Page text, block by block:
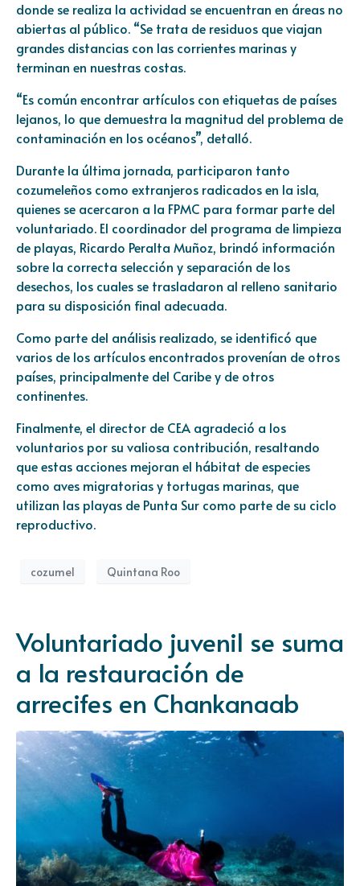
donde se realiza la actividad se encuentran en áreas no
abiertas al público. “Se trata de residuos que viajan
grandes distancias con las corrientes marinas y
terminan en nuestras costas.
“Es común encontrar artículos con etiquetas de países
lejanos, lo que demuestra la magnitud del problema de
contaminación en los océanos”, detalló.
Durante la última jornada, participaron tanto
cozumeleños como extranjeros radicados en la isla,
quienes se acercaron a la FPMC para formar parte del
voluntariado. El coordinador del programa de limpieza
de playas, Ricardo Peralta Muñoz, brindó información
sobre la correcta selección y separación de los
desechos, los cuales se trasladaron al relleno sanitario
para su disposición final adecuada.
Como parte del análisis realizado, se identificó que
varios de los artículos encontrados provenían de otros
países, principalmente del Caribe y de otros
continentes.
Finalmente, el director de CEA agradeció a los
voluntarios por su valiosa contribución, resaltando
que estas acciones mejoran el hábitat de especies
como aves migratorias y tortugas marinas, que
utilizan las playas de Punta Sur como parte de su ciclo
reproductivo.
cozumel Quintana Roo
Voluntariado juvenil se suma
a la restauración de
arrecifes en Chankanaab